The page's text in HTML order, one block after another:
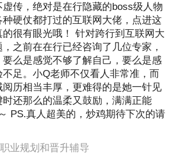
传，绝对是在行隐藏的boss级人物
硬仗都打过的互联网大佬，点进这
很有眼光哦！ 针对跨行到互联网大
之前在在行已经咨询了几位专家，
么是感觉不够了解自己，要么是感
足。小Q老师不仅看人非常准，而
阅历相当丰厚，更难得的是她一针见
时还那么的温柔又鼓励，满满正能
PS.真人超美的，炒鸡期待下次的请
业规划和晋升辅导